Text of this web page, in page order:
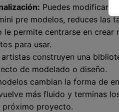
Puedes modificar
pre modelos, reduces las
le permite centrarse en crear
para usar.
artistas construyen una
de modelado o diseño.
cambian la forma de
más fluido y terminas
próximo proyecto.